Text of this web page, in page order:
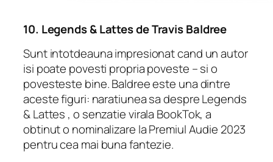
10. Legends & Lattesde Travis Baldree
Sunt intotdeauna impresionat cand un autor
isi poate povesti propria poveste – si o
povesteste bine. Baldree este una dintre
aceste figuri: naratiunea sa despreLegends
& Lattes , o senzatie virala BookTok, a
obtinut o nominalizare la Premiul Audie 2023
pentru cea mai buna fantezie.